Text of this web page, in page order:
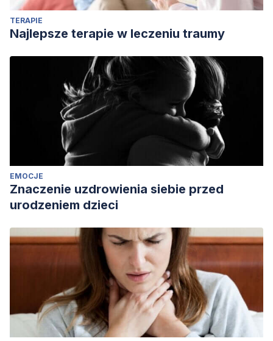
TERAPIE
Najlepsze terapie w leczeniu traumy
EMOCJE
Znaczenie uzdrowienia siebie przed
urodzeniem dzieci